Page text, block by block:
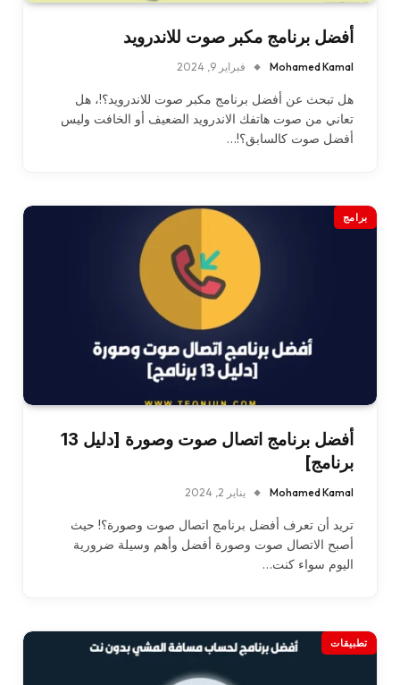
أفضل برنامج مكبر صوت للاندرويد
Mohamed Kamal فبراير 9, 2024
هل تبحث عن أفضل برنامج مكبر صوت للاندرويد؟!، هل
تعاني من صوت هاتفك الاندرويد الضعيف أو الخافت وليس
أفضل صوت كالسابق؟!…
برامج
أفضل برنامج اتصال صوت وصورة [دليل 13
برنامج]
Mohamed Kamal يناير 2, 2024
تريد أن تعرف أفضل برنامج اتصال صوت وصورة؟! حيث
أصبح الاتصال صوت وصورة أفضل وأهم وسيلة ضرورية
اليوم سواء كنت…
تطبيقات